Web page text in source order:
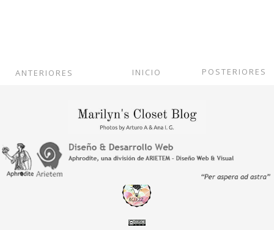
POSTERIORES
INICIO
ANTERIORES